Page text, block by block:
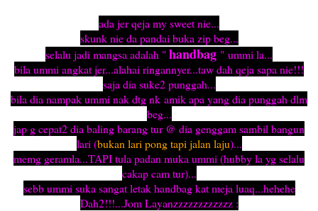
ada jer qeja my sweet nie...
skunk nie da pandai buka zip beg...
selalu jadi mangsa adalah "handbag " ummi la...
bila ummi angkat jer...alahai ringannyer...taw dah qeja sapa nie!!!
saja dia suke2 punggah...
bila dia nampak ummi nak dtg nk amik apa yang dia punggah dlm
beg...
jap g cepat2 dia baling barang tur @ dia genggam sambil bangun
lari (bukan lari pong tapi jalan laju)...
memg geramla...TAPI tula padan muka ummi (hubby la yg selalu
cakap cam tur)...
sebb ummi suka sangat letak handbag kat meja luaq...hehehe
Dah2!!!...Jom Layanzzzzzzzzzzzz :